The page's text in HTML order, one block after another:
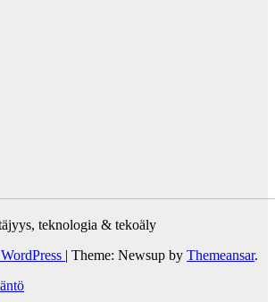
teknologia & tekoäly
| Theme: Newsup by Themeansar.